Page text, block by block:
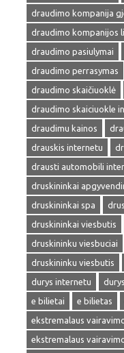
draudimo kompanija
draudimo kompanijos
draudimo pasiulymai
draudimo perrasymas
draudimo skaičiuoklė
draudimo skaiciuokle
draudimu kainos
drauskis internetu
drausti automobili
druskininkai
druskininkai spa
druskininkai viesbutis
druskininku viesbuciai
druskininku viesbutis
durys internetu
e bilietai
e bilietas
ekstremalaus
ekstremalaus